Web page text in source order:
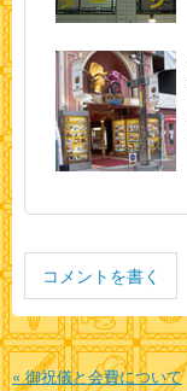
コメントを書く
«御祝儀と会費について